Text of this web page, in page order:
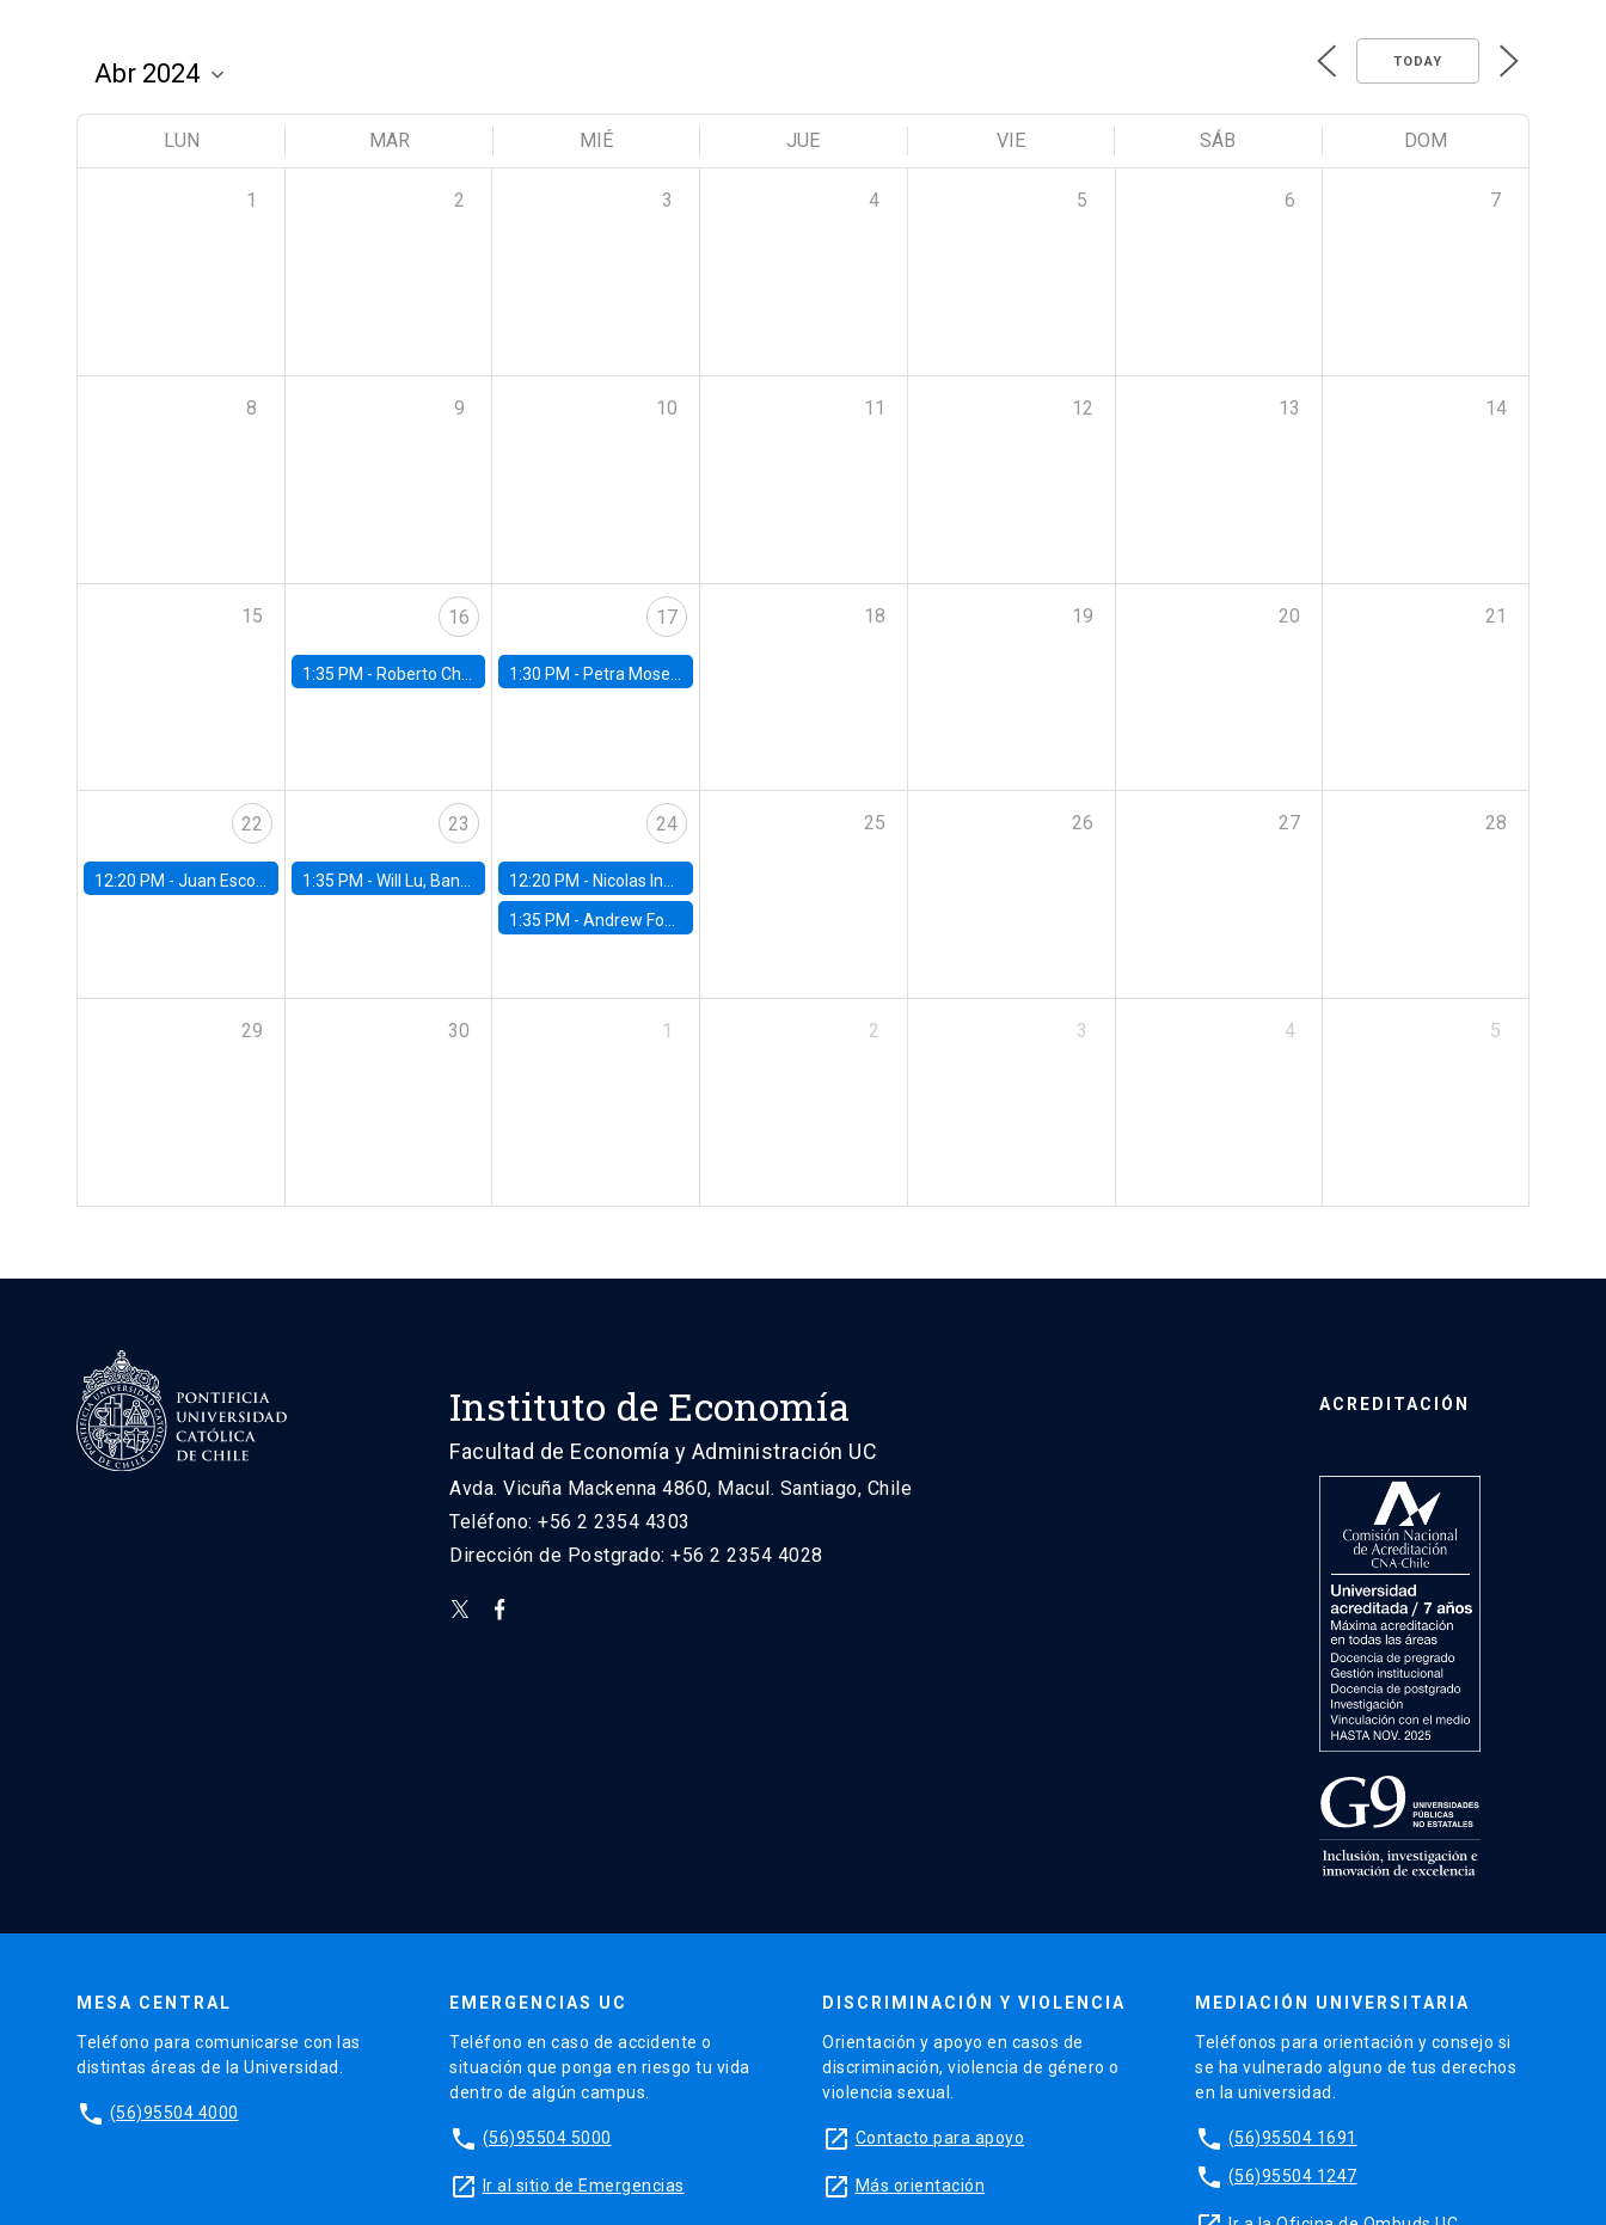
TODAY
LUN MAR MIÉ JUE VIE SÁB DOM
1 2 3 4 5 6 7
8 9 10 11 12 13 14
15 16
1:35 PM - Roberto Chang, Rutgers University
17
1:30 PM - Petra Moser, NYU Stern
18 19 20 21
22
12:20 PM - Juan Escobar, Universidad de Chile
23
1:35 PM - Will Lu, Banco Central de Chile
24
12:20 PM - Nicolas Inostroza, Rotman School of Management, University of Toronto
1:35 PM -Andrew Foster, Brown University
25 26 27 28
29 30 1 2 3 4 5
Instituto de Economía
Facultad de Economía y Administración UC
Avda. Vicuña Mackenna 4860, Macul. Santiago, Chile
Teléfono: +56 2 2354 4303
Dirección de Postgrado: +56 2 2354 4028
ACREDITACIÓN
MESA CENTRAL
Teléfono para comunicarse con las
distintas áreas de la Universidad.
phone (56)95504 4000
EMERGENCIAS UC
Teléfono en caso de accidente o
situación que ponga en riesgo tu vida
dentro de algún campus.
phone (56)95504 5000
launch Ir al sitio de Emergencias
DISCRIMINACIÓN Y VIOLENCIA
Orientación y apoyo en casos de
discriminación, violencia de género o
violencia sexual.
launch Contacto para apoyo
launch Más orientación
MEDIACIÓN UNIVERSITARIA
Teléfonos para orientación y consejo si
se ha vulnerado alguno de tus derechos
en la universidad.
phone (56)95504 1691
phone (56)95504 1247